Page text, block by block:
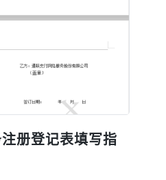
册登记表填写指